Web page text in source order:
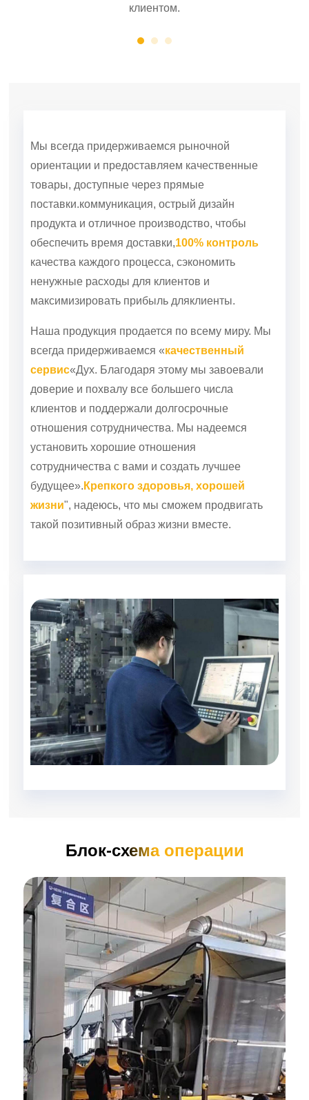
клиентом.
Мы всегда придерживаемся рыночной
ориентации и предоставляем качественные
товары, доступные через прямые
поставки.коммуникация, острый дизайн
продукта и отличное производство, чтобы
обеспечить время доставки,100% контроль
качества каждого процесса, сэкономить
ненужные расходы для клиентов и
максимизировать прибыль дляклиенты.
Наша продукция продается по всему миру. Мы
всегда придерживаемся «качественный
сервис«Дух. Благодаря этому мы завоевали
доверие и похвалу все большего числа
клиентов и поддержали долгосрочные
отношения сотрудничества. Мы надеемся
установить хорошие отношения
сотрудничества с вами и создать лучшее
будущее». Крепкого здоровья, хорошей
жизни", надеюсь, что мы сможем продвигать
такой позитивный образ жизни вместе.
Блок-схема операции